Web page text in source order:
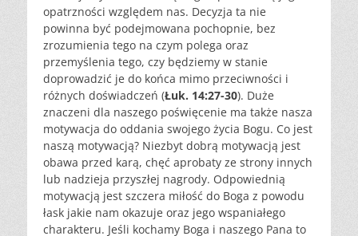
opatrzności względem nas. Decyzja ta nie
powinna być podejmowana pochopnie, bez
zrozumienia tego na czym polega oraz
przemyślenia tego, czy będziemy w stanie
doprowadzić je do końca mimo przeciwności i
różnych doświadczeń (Łuk. 14:27-30). Duże
znaczeni dla naszego poświęcenie ma także nasza
motywacja do oddania swojego życia Bogu. Co jest
naszą motywacją? Niezbyt dobrą motywacją jest
obawa przed karą, chęć aprobaty ze strony innych
lub nadzieja przyszłej nagrody. Odpowiednią
motywacją jest szczera miłość do Boga z powodu
łask jakie nam okazuje oraz jego wspaniałego
charakteru. Jeśli kochamy Boga i naszego Pana to